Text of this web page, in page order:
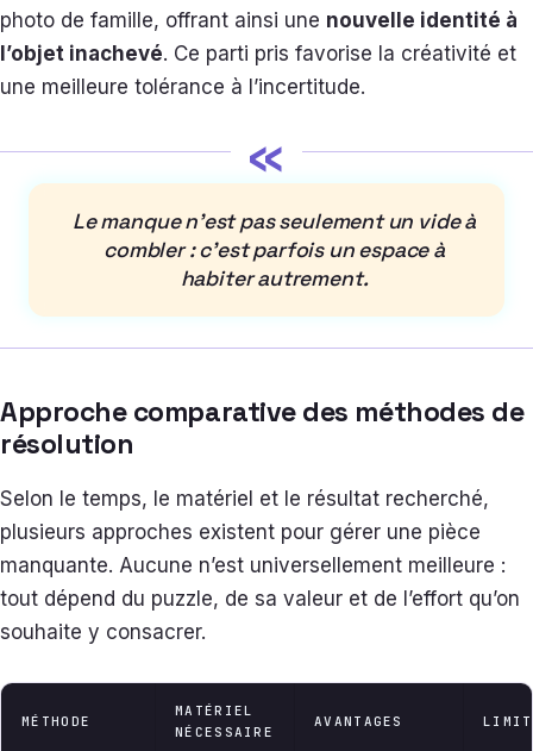
photo de famille, offrant ainsi une nouvelle identité à
l’objet inachevé. Ce parti pris favorise la créativité et
une meilleure tolérance à l’incertitude.
«
Le manque n’est pas seulement un vide à
combler : c’est parfois un espace à
habiter autrement.
Approche comparative des méthodes de
résolution
Selon le temps, le matériel et le résultat recherché,
plusieurs approches existent pour gérer une pièce
manquante. Aucune n’est universellement meilleure :
tout dépend du puzzle, de sa valeur et de l’effort qu’on
souhaite y consacrer.
MÉTHODE
MATÉRIEL
NÉCESSAIRE
AVANTAGES